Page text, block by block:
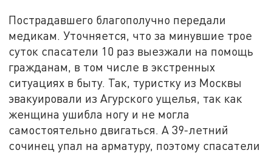
Пострадавшего благополучно передали
медикам. Уточняется, что за минувшие трое
суток спасатели 10 раз выезжали на помощь
гражданам, в том числе в экстренных
ситуациях в быту. Так, туристку из Москвы
эвакуировали из Агурского ущелья, так как
женщина ушибла ногу и не могла
самостоятельно двигаться. А 39-летний
сочинец упал на арматуру, поэтому спасатели